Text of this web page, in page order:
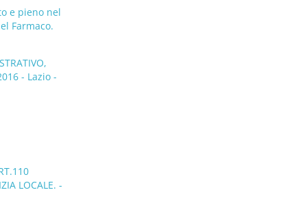
e pieno nel
Farmaco.
- Lazio -
LOCALE. -